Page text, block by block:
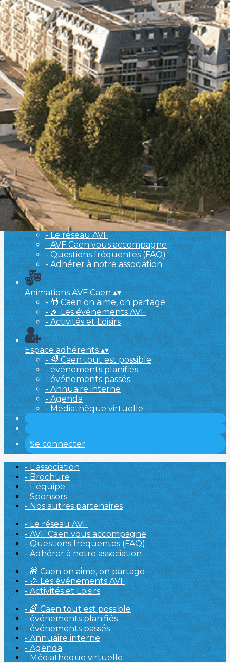
Exporter les lignes sélectionnées
Exporter toutes les colonnes
Exporter uniquement les colonnes affichées
Menu
Ajoutez un logo, un bouton, des réseaux sociaux
Cliquez pour éditer
L'association ▴▾
- L'association
- Brochure
- L'équipe
- Sponsors
- Nos autres partenaires
Nouvel arrivant ▴▾
- Le réseau AVF
- AVF Caen vous accompagne
- Questions fréquentes (FAQ)
- Adhérer à notre association
Animations AVF Caen▴▾
- 🎁 Caen on aime, on partage
- 🎉 Les événements AVF
- Activités et Loisirs
Espace adhérents▴▾
- 🌈 Caen tout est possible
- événements planifiés
- événements passés
- Annuaire interne
- Agenda
- Médiathèque virtuelle
Se connecter
- L'association
- Brochure
- L'équipe
- Sponsors
- Nos autres partenaires
- Le réseau AVF
- AVF Caen vous accompagne
- Questions fréquentes (FAQ)
- Adhérer à notre association
- 🎁 Caen on aime, on partage
- 🎉 Les événements AVF
- Activités et Loisirs
- 🌈 Caen tout est possible
- événements planifiés
- événements passés
- Annuaire interne
- Agenda
- Médiathèque virtuelle